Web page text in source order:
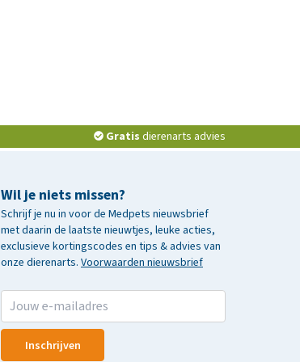
Gratis dierenarts advies
Wil je niets missen?
Schrijf je nu in voor de Medpets nieuwsbrief
met daarin de laatste nieuwtjes, leuke acties,
exclusieve kortingscodes en tips & advies van
onze dierenarts. Voorwaarden nieuwsbrief
Inschrijven